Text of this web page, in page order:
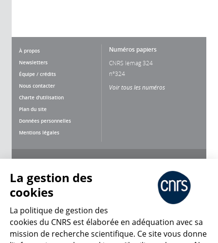
À propos
Newsletters
Équipe / crédits
Nous contacter
Charte d'utilisation
Plan du site
Données personnelles
Mentions légales
Numéros papiers
CNRS lemag 324
n°324
Voir tous les numéros
CNRS Le Mag
La gestion des
cookies
La politique de gestion des
cookies du CNRS est élaborée en adéquation avec sa
mission de recherche scientifique. Ce site vous donne